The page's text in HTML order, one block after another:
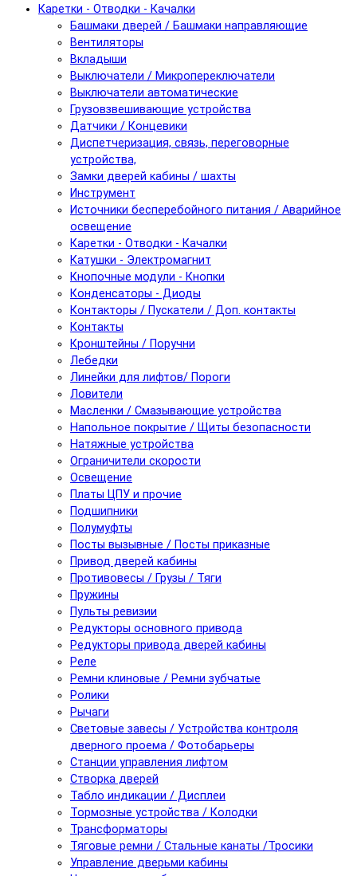
Каретки - Отводки - Качалки
Башмаки дверей / Башмаки направляющие
Вентиляторы
Вкладыши
Выключатели / Микропереключатели
Выключатели автоматические
Грузовзвешивающие устройства
Датчики / Концевики
Диспетчеризация, связь, переговорные
устройства,
Замки дверей кабины / шахты
Инструмент
Источники бесперебойного питания / Аварийное
освещение
Каретки - Отводки - Качалки
Катушки - Электромагнит
Кнопочные модули - Кнопки
Конденсаторы - Диоды
Контакторы / Пускатели / Доп. контакты
Контакты
Кронштейны / Поручни
Лебедки
Линейки для лифтов/ Пороги
Ловители
Масленки / Смазывающие устройства
Напольное покрытие / Щиты безопасности
Натяжные устройства
Ограничители скорости
Освещение
Платы ЦПУ и прочие
Подшипники
Полумуфты
Посты вызывные / Посты приказные
Привод дверей кабины
Противовесы / Грузы / Тяги
Пружины
Пульты ревизии
Редукторы основного привода
Редукторы привода дверей кабины
Реле
Ремни клиновые / Ремни зубчатые
Ролики
Рычаги
Световые завесы / Устройства контроля
дверного проема / Фотобарьеры
Станции управления лифтом
Створка дверей
Табло индикации / Дисплеи
Тормозные устройства / Колодки
Трансформаторы
Тяговые ремни / Стальные канаты /Тросики
Управление дверьми кабины